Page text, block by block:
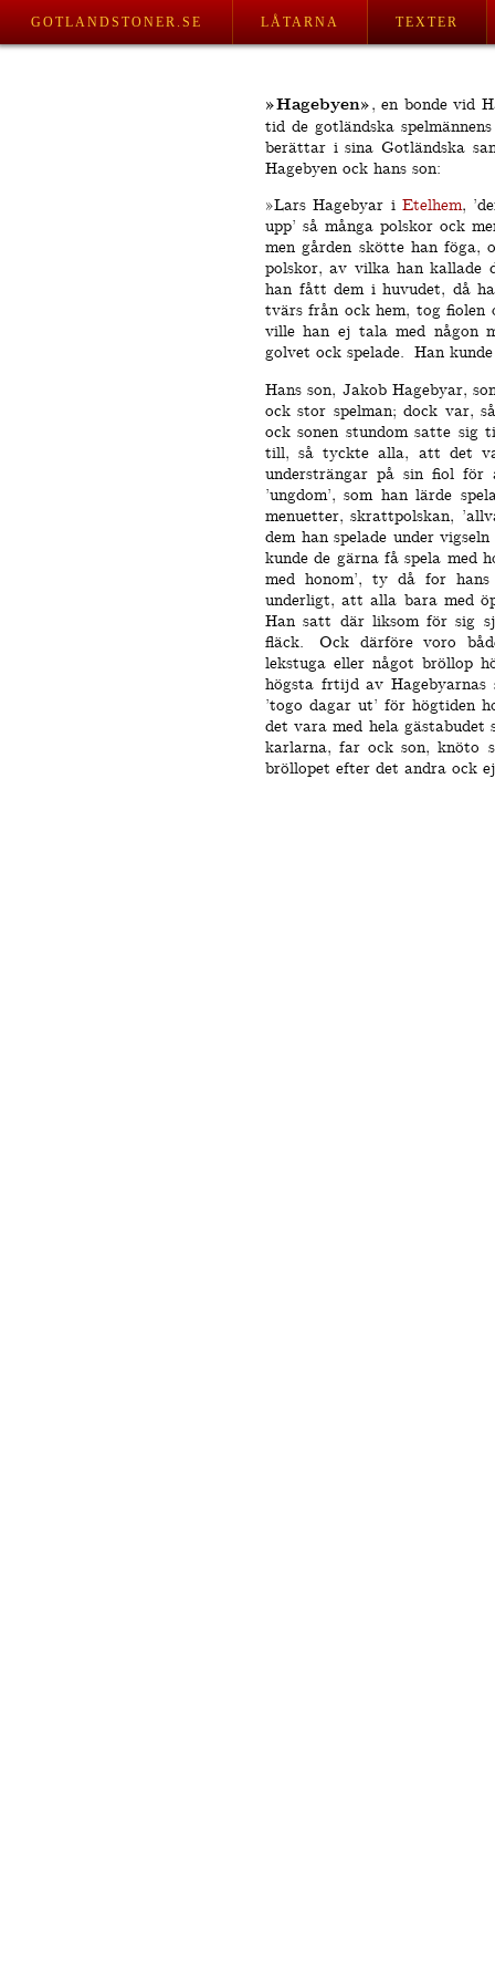
GOTLANDSTONER.SE LÅTARNA TEXTER
»Hagebyen», en bonde vid
tid de gotländska
berättar i sina Gotländska
Hagebyen ock hans son:
»Lars Hagebyar iEtelhem,
upp’ så många polskor ock
men gården skötte han föga,
polskor, av vilka han kallade
han fått dem i huvudet, då
tvärs från ock hem, tog fiolen
ville han ej tala med någon
golvet ock spelade. Han
Hans son, Jakob Hagebyar,
ock stor spelman; dock var,
ock sonen stundom satte sig
till, så tyckte alla, att det
understrängar på sin fiol
’ungdom’, som han lärde
menuetter, skrattpolskan,
dem han spelade under
kunde de gärna få spela med
med honom’, ty då for
underligt, att alla bara med
Han satt där liksom för sig
fläck.
Ock därföre voro
lekstuga eller något bröllop
högsta frtijd av Hagebyarnas
’togo dagar ut’ för högtiden
det vara med hela gästabudet
karlarna, far ock son, knöto
bröllopet efter det andra ock